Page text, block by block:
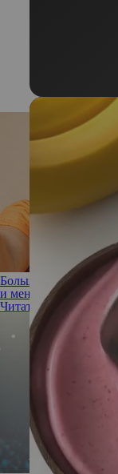
Большой вопрос:
и ментального
Читать полностью